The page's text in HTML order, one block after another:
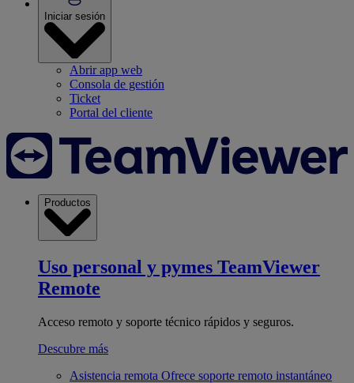
Iniciar sesión
Abrir app web
Consola de gestión
Ticket
Portal del cliente
Productos
Uso personal y pymes TeamViewer
Remote
Acceso remoto y soporte técnico rápidos y seguros.
Descubre más
Asistencia remota Ofrece soporte remoto instantáneo